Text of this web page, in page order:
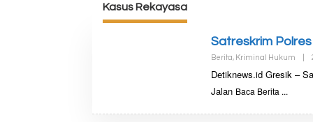
Kasus Rekayasa
Satreskrim
Berita, Kriminal Hukum
Detiknews.id Gresik –
Jalan Baca Berita